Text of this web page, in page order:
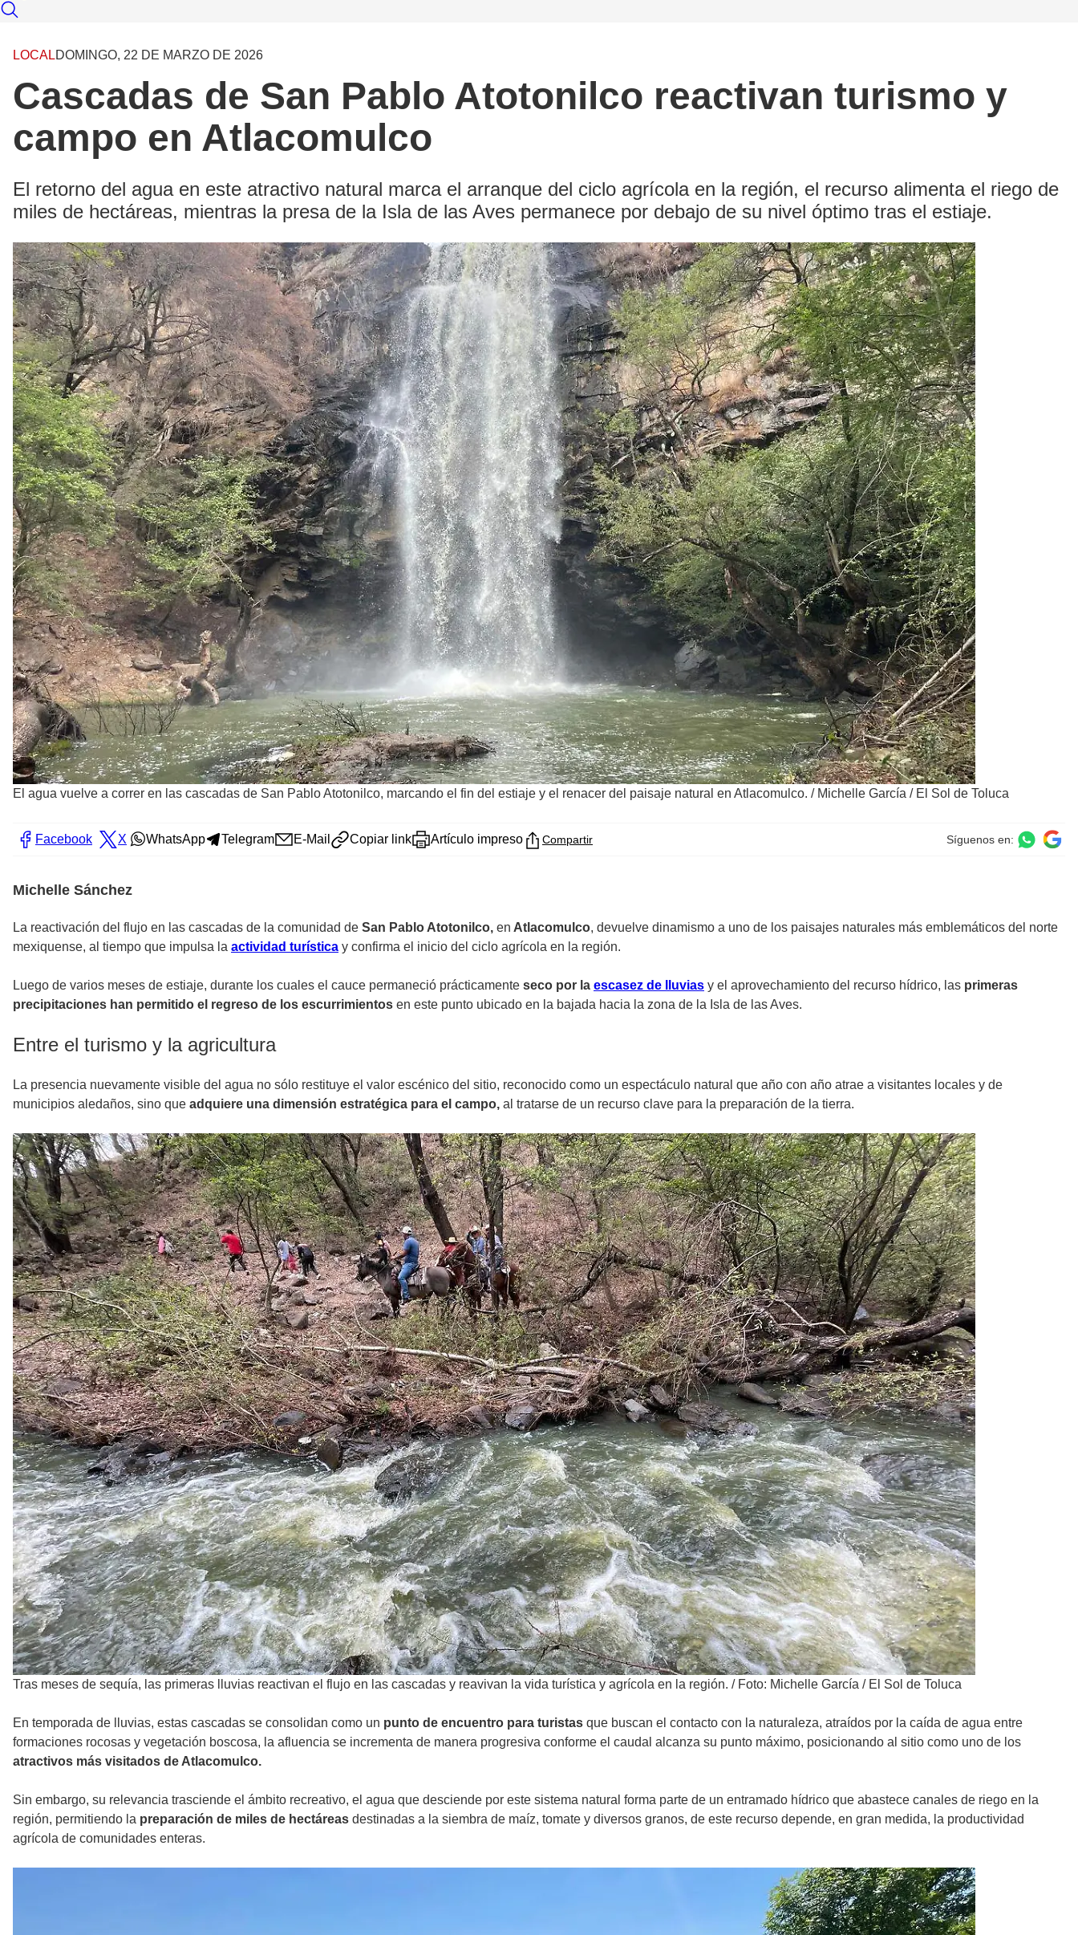
LOCALDOMINGO, 22 DE MARZO DE 2026
Cascadas de San Pablo Atotonilco reactivan turismo y
campo en Atlacomulco
El retorno del agua en este atractivo natural marca el arranque del ciclo agrícola en la región, el recurso alimenta el riego de
miles de hectáreas, mientras la presa de la Isla de las Aves permanece por debajo de su nivel óptimo tras el estiaje.
El agua vuelve a correr en las cascadas de San Pablo Atotonilco, marcando el fin del estiaje y el renacer del paisaje natural en Atlacomulco. / Michelle García / El Sol de Toluca
Facebook X WhatsApp Telegram E-Mail Copiar link Artículo impreso Compartir Síguenos en:
Michelle Sánchez
La reactivación del flujo en las cascadas de la comunidad de San Pablo Atotonilco, en Atlacomulco, devuelve dinamismo a uno de los paisajes naturales más emblemáticos del norte
mexiquense, al tiempo que impulsa la actividad turística y confirma el inicio del ciclo agrícola en la región.
Luego de varios meses de estiaje, durante los cuales el cauce permaneció prácticamente seco por la escasez de lluvias y el aprovechamiento del recurso hídrico, las primeras
precipitaciones han permitido el regreso de los escurrimientos en este punto ubicado en la bajada hacia la zona de la Isla de las Aves.
Entre el turismo y la agricultura
La presencia nuevamente visible del agua no sólo restituye el valor escénico del sitio, reconocido como un espectáculo natural que año con año atrae a visitantes locales y de
municipios aledaños, sino que adquiere una dimensión estratégica para el campo, al tratarse de un recurso clave para la preparación de la tierra.
Tras meses de sequía, las primeras lluvias reactivan el flujo en las cascadas y reavivan la vida turística y agrícola en la región. / Foto: Michelle García / El Sol de Toluca
En temporada de lluvias, estas cascadas se consolidan como un punto de encuentro para turistas que buscan el contacto con la naturaleza, atraídos por la caída de agua entre
formaciones rocosas y vegetación boscosa, la afluencia se incrementa de manera progresiva conforme el caudal alcanza su punto máximo, posicionando al sitio como uno de los
atractivos más visitados de Atlacomulco.
Sin embargo, su relevancia trasciende el ámbito recreativo, el agua que desciende por este sistema natural forma parte de un entramado hídrico que abastece canales de riego en la
región, permitiendo la preparación de miles de hectáreas destinadas a la siembra de maíz, tomate y diversos granos, de este recurso depende, en gran medida, la productividad
agrícola de comunidades enteras.